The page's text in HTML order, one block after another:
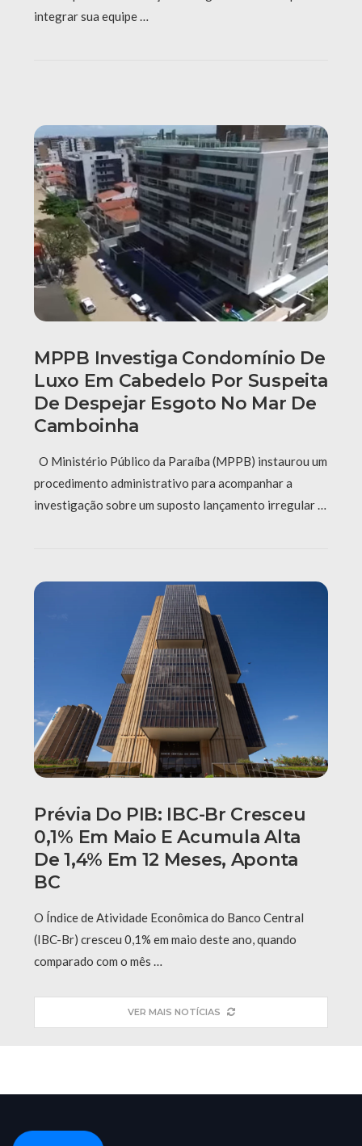
integrar sua equipe …
MPPB Investiga Condomínio De
Luxo Em Cabedelo Por Suspeita
De Despejar Esgoto No Mar De
Camboinha
O Ministério Público da Paraíba (MPPB) instaurou um
procedimento administrativo para acompanhar a
investigação sobre um suposto lançamento irregular …
Prévia Do PIB: IBC-Br Cresceu
0,1% Em Maio E Acumula Alta
De 1,4% Em 12 Meses, Aponta
BC
O Índice de Atividade Econômica do Banco Central
(IBC-Br) cresceu 0,1% em maio deste ano, quando
comparado com o mês …
VER MAIS NOTÍCIAS